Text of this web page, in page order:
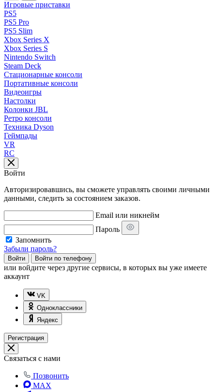
Игровые приставки
PS5
PS5 Pro
PS5 Slim
Xbox Series X
Xbox Series S
Nintendo Switch
Steam Deck
Стационарные консоли
Портативные консоли
Видеоигры
Настолки
Колонки JBL
Ретро консоли
Техника Dyson
Геймпады
VR
RC
Войти
Авторизировавшись, вы сможете управлять своими личными
данными, следить за состоянием заказов.
Email или никнейм
Пароль
Запомнить
Забыли пароль?
Войти Войти по телефону
или войдите через другие сервисы, в которых вы уже имеете
аккаунт
VK
Одноклассники
Яндекс
Регистрация
Связаться с нами
Позвонить
MAX